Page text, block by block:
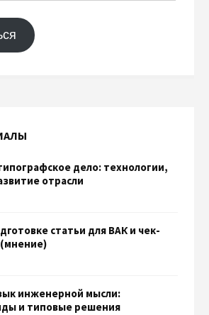
дело: технологии,
отрасли
статьи для ВАК и чек-
инженерной мысли:
и типовые решения